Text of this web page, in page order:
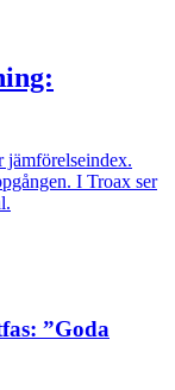
jämförelseindex.
I Troax ser
”Goda